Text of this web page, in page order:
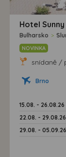
Hotel
Bulharsko >
NOVINKA
snídaně /
Brno
15.08. - 26.08.26
22.08. -
29.08. -